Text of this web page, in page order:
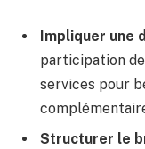
Impliquer une
participation
services pour
Structurer le